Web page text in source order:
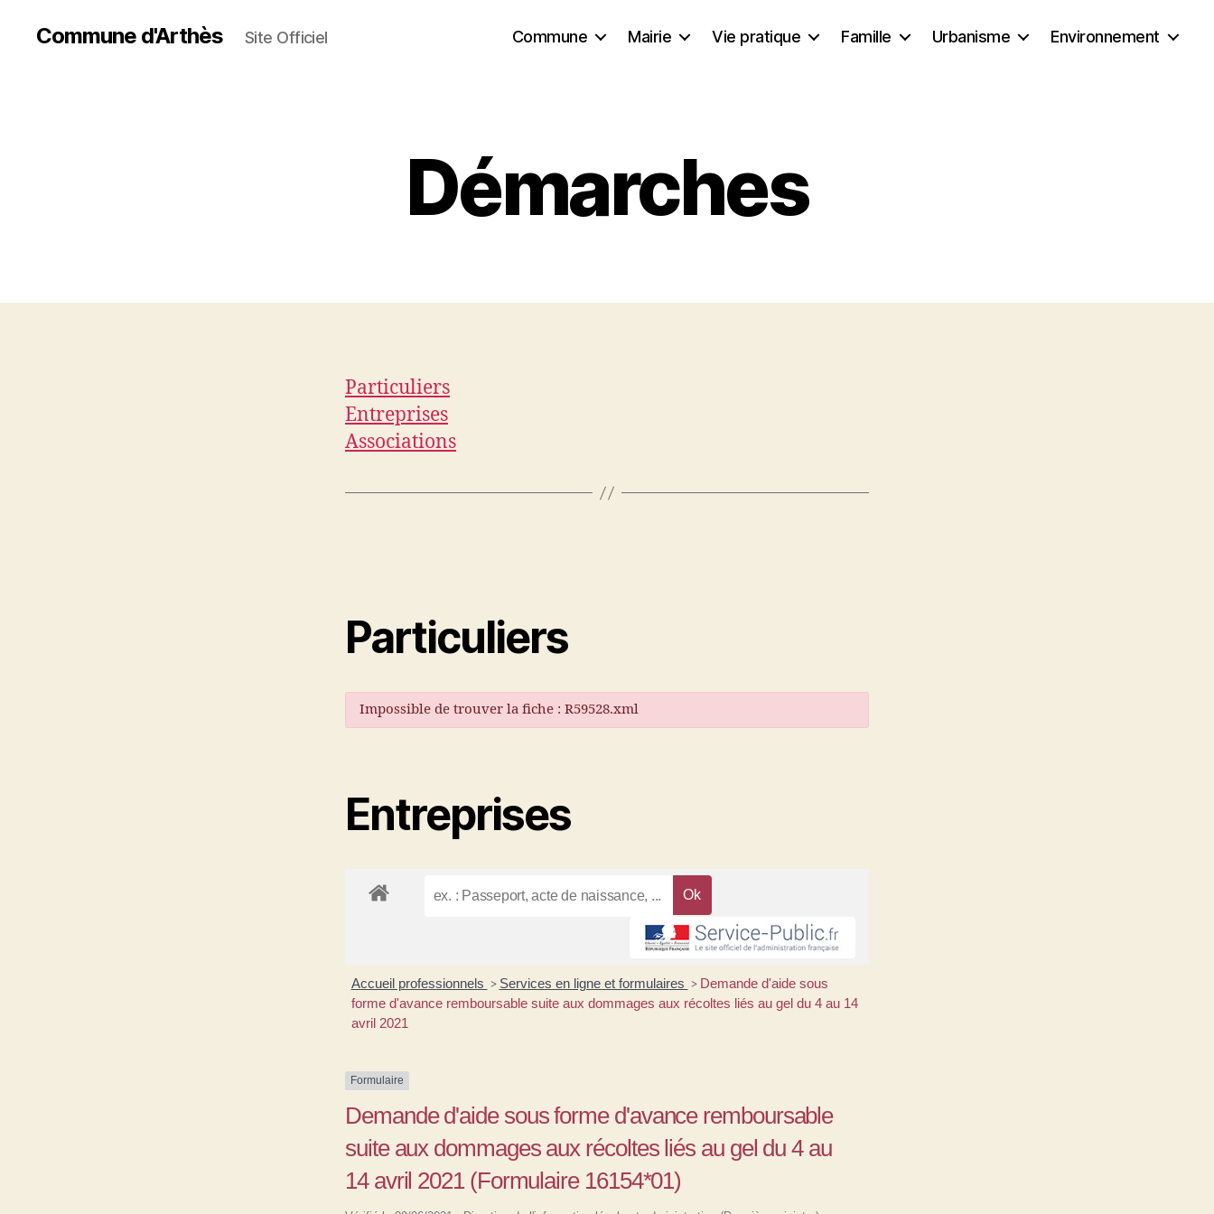
Commune d'Arthès Site Officiel Commune Mairie Vie pratique Famille Urbanisme Environnement
Démarches
Particuliers
Entreprises
Associations
Particuliers
Impossible de trouver la fiche : R59528.xml
Entreprises
Accueil professionnels > Services en ligne et formulaires > Demande d'aide sous
forme d'avance remboursable suite aux dommages aux récoltes liés au gel du 4 au 14
avril 2021
Formulaire
Demande d'aide sous forme d'avance remboursable
suite aux dommages aux récoltes liés au gel du 4 au
14 avril 2021 (Formulaire 16154*01)